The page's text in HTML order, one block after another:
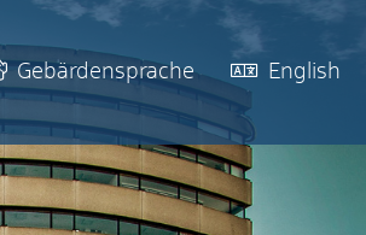
Gebärdensprache English